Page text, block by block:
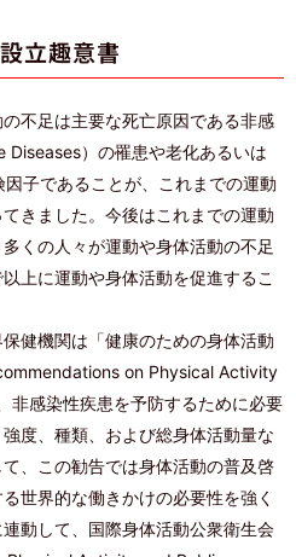
立趣意書
不足は主要な死亡原因である非感
）の罹患や老化あるいは
子であることが、これまでの運動
きました。今後はこれまでの運動
くの人々が運動や身体活動の不足
上に運動や身体活動を促進するこ
健機関は「健康のための身体活動
on Physical Activity
感染性疾患を予防するために必要
度、種類、および総身体活動量な
、この勧告では身体活動の普及啓
世界的な働きかけの必要性を強く
動して、国際身体活動公衆衛生会